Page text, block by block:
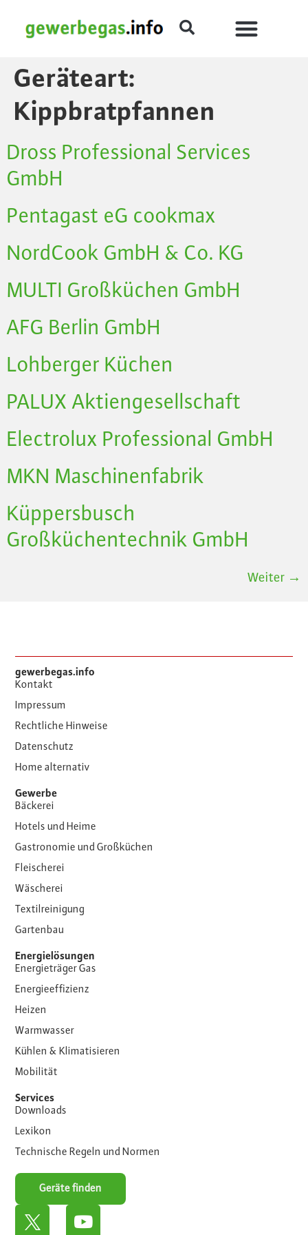
Geräteart:
Kippbratpfannen
Dross Professional Services
GmbH
Pentagast eG cookmax
NordCook GmbH & Co. KG
MULTI Großküchen GmbH
AFG Berlin GmbH
Lohberger Küchen
PALUX Aktiengesellschaft
Electrolux Professional GmbH
MKN Maschinenfabrik
Küppersbusch
Großküchentechnik GmbH
Weiter →
gewerbegas.info
Kontakt
Impressum
Rechtliche Hinweise
Datenschutz
Home alternativ
Gewerbe
Bäckerei
Hotels und Heime
Gastronomie und Großküchen
Fleischerei
Wäscherei
Textilreinigung
Gartenbau
Energielösungen
Energieträger Gas
Energieeffizienz
Heizen
Warmwasser
Kühlen & Klimatisieren
Mobilität
Services
Downloads
Lexikon
Technische Regeln und Normen
Geräte finden